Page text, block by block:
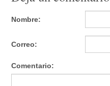
Nombre:
Correo:
Comentario: